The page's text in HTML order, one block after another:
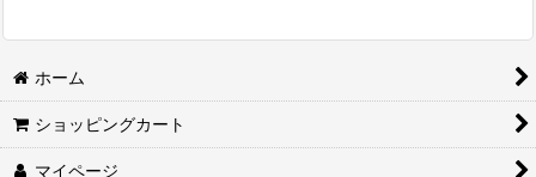
ホーム
ショッピングカート
マイページ